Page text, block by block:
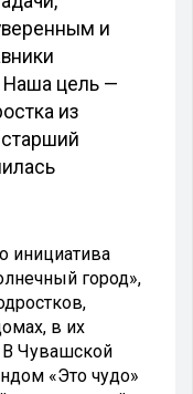
и
Наша цель —
из
инициатива
город»,
в их
В Чувашской
«Это чудо»